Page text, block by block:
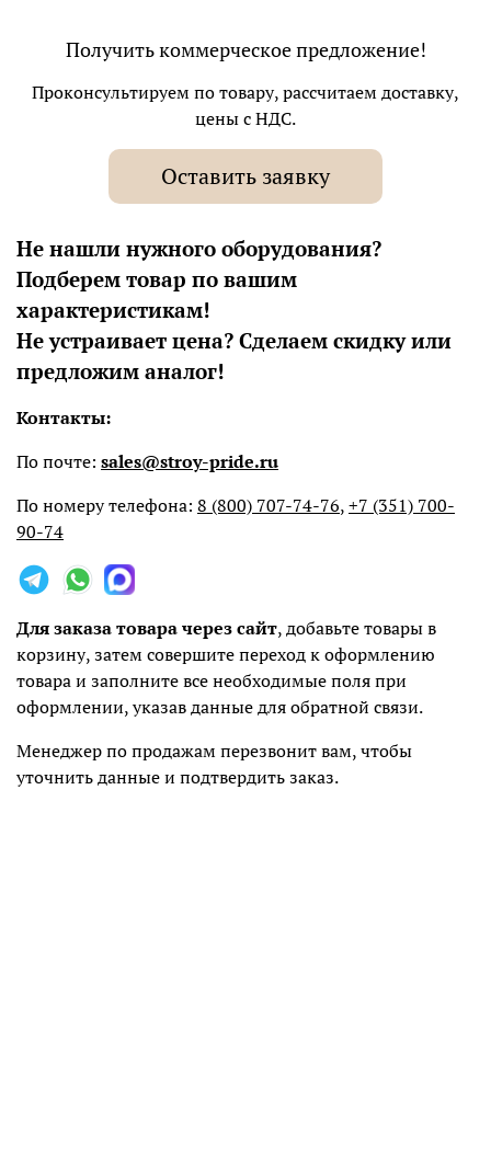
Получить коммерческое предложение!
Проконсультируем по товару, рассчитаем доставку,
цены с НДС.
Оставить заявку
Не нашли нужного оборудования?
Подберем товар по вашим
характеристикам!
Не устраивает цена? Сделаем скидку или
предложим аналог!
Контакты:
По почте: sales@stroy-pride.ru
По номеру телефона: 8 (800) 707-74-76,+7 (351) 700-
90-74
Для заказа товара через сайт, добавьте товары в
корзину, затем совершите переход к оформлению
товара и заполните все необходимые поля при
оформлении, указав данные для обратной связи.
Менеджер по продажам перезвонит вам, чтобы
уточнить данные и подтвердить заказ.